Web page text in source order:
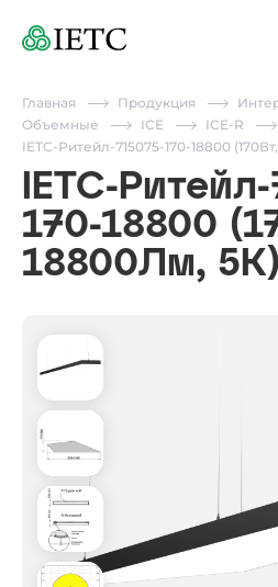
Главная Продукция
Объемные
ICE
ICE-R
IETC-Ритейл-715075-170-18800
IETC-
170-18800
18800Лм, 5К)